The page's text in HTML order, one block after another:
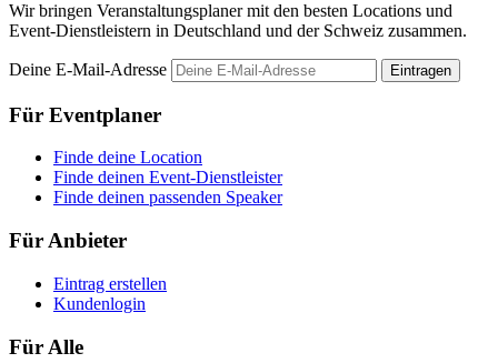
Wir bringen Veranstaltungsplaner mit den besten Locations und
Event-Dienstleistern in Deutschland und der Schweiz zusammen.
Deine E-Mail-Adresse Eintragen
Für Eventplaner
Finde deine Location
Finde deinen Event-Dienstleister
Finde deinen passenden Speaker
Für Anbieter
Eintrag erstellen
Kundenlogin
Für Alle